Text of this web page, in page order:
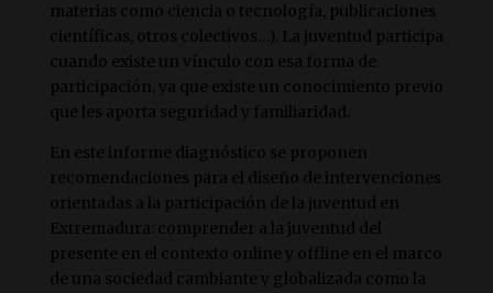
materias como ciencia o tecnología, publicaciones
científicas, otros colectivos…). La juventud participa
cuando existe un vínculo con esa forma de
participación, ya que existe un conocimiento previo
que les aporta seguridad y familiaridad.
En este informe diagnóstico se proponen
recomendaciones para el diseño de intervenciones
orientadas a la participación de la juventud en
Extremadura: comprender a la juventud del
presente en el contexto online y offline en el marco
de una sociedad cambiante y globalizada como la